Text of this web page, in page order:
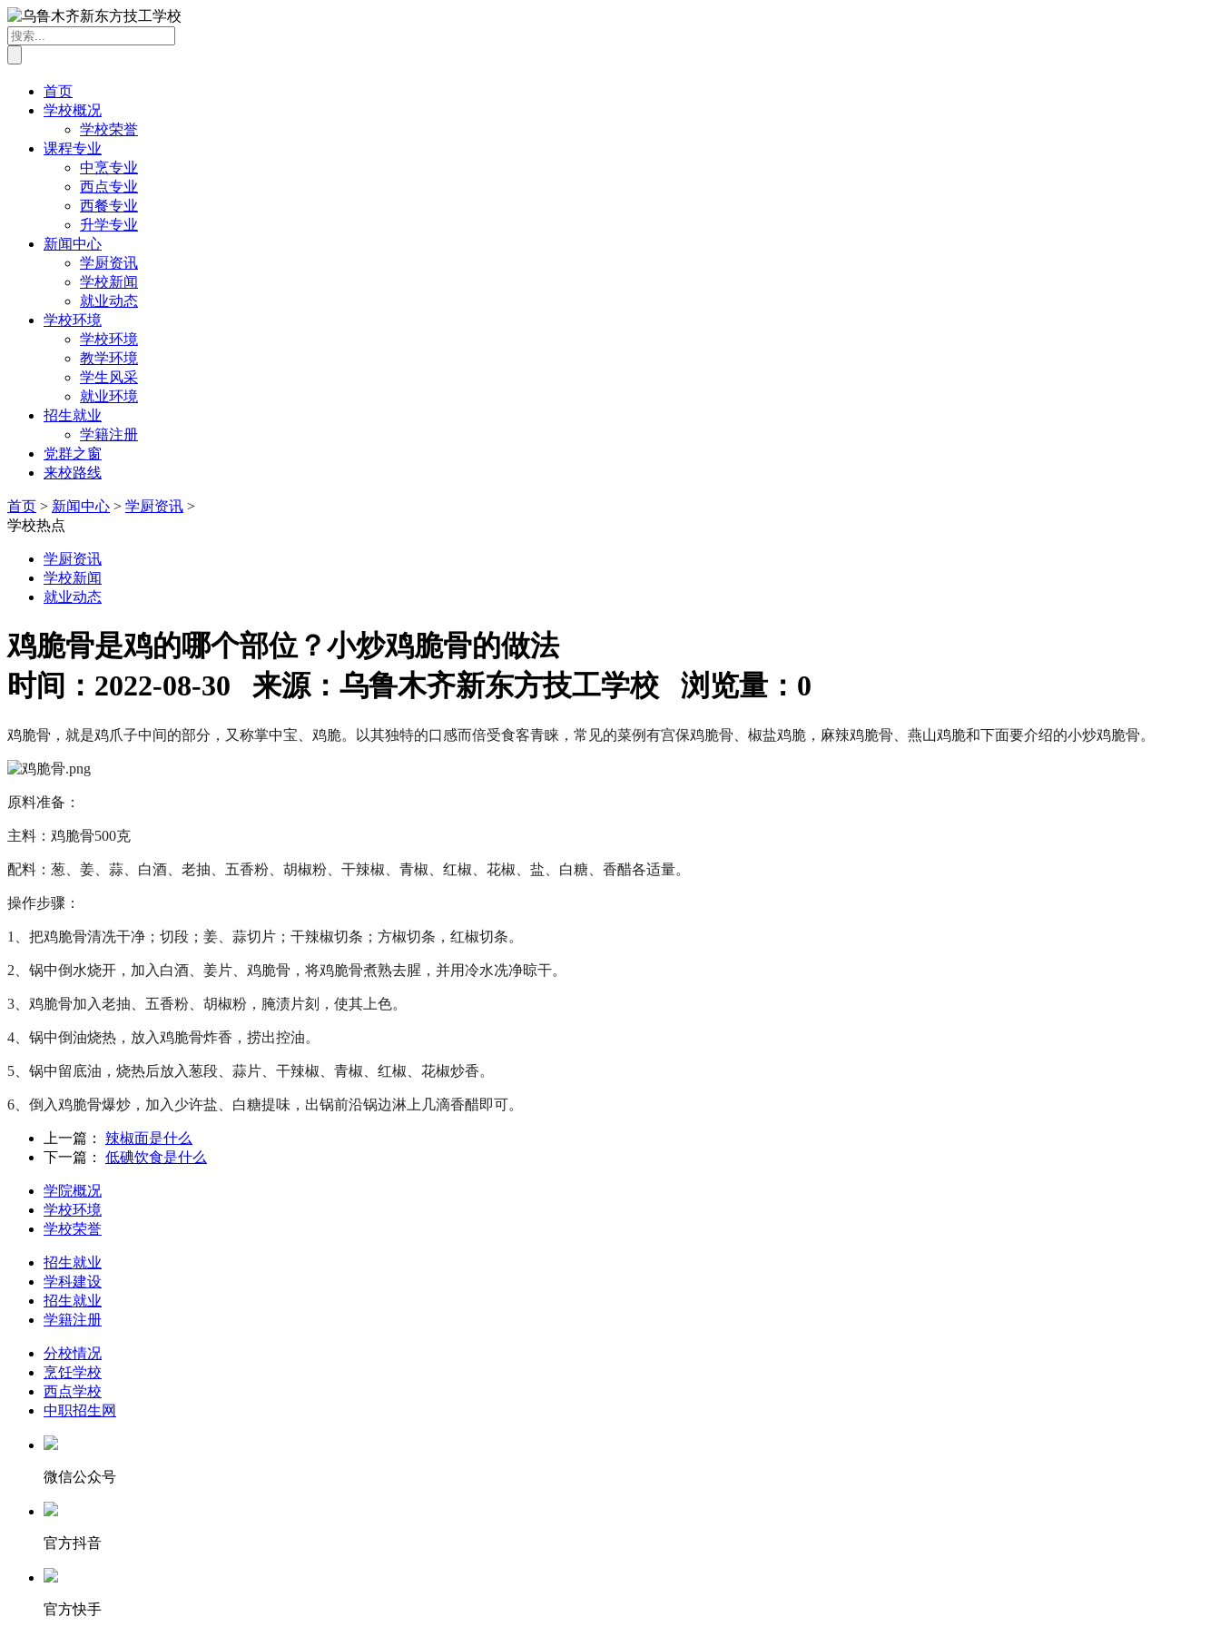
首页
学校概况
学校荣誉
课程专业
中烹专业
西点专业
西餐专业
升学专业
新闻中心
学厨资讯
学校新闻
就业动态
学校环境
学校环境
教学环境
学生风采
就业环境
招生就业
学籍注册
党群之窗
来校路线
首页 > 新闻中心 > 学厨资讯 >
学校热点
学厨资讯
学校新闻
就业动态
鸡脆骨是鸡的哪个部位？小炒鸡脆骨的做法
时间：2022-08-30 来源：乌鲁木齐新东方技工学校 浏览量： 0
鸡脆骨，就是鸡爪子中间的部分，又称掌中宝、鸡脆。以其独特的口感而倍受食客青睐，常见的菜例有宫保鸡脆骨、椒盐鸡脆，麻辣鸡脆骨、燕山鸡脆和下面要介绍的小炒鸡脆骨。
原料准备：
主料：鸡脆骨500克
配料：葱、姜、蒜、白酒、老抽、五香粉、胡椒粉、干辣椒、青椒、红椒、花椒、盐、白糖、香醋各适量。
操作步骤：
1、把鸡脆骨清冼干净；切段；姜、蒜切片；干辣椒切条；方椒切条，红椒切条。
2、锅中倒水烧开，加入白酒、姜片、鸡脆骨，将鸡脆骨煮熟去腥，并用冷水冼净晾干。
3、鸡脆骨加入老抽、五香粉、胡椒粉，腌渍片刻，使其上色。
4、锅中倒油烧热，放入鸡脆骨炸香，捞出控油。
5、锅中留底油，烧热后放入葱段、蒜片、干辣椒、青椒、红椒、花椒炒香。
6、倒入鸡脆骨爆炒，加入少许盐、白糖提味，出锅前沿锅边淋上几滴香醋即可。
上一篇： 辣椒面是什么
下一篇： 低碘饮食是什么
学院概况
学校环境
学校荣誉
招生就业
学科建设
招生就业
学籍注册
分校情况
烹饪学校
西点学校
中职招生网
微信公众号
官方抖音
官方快手